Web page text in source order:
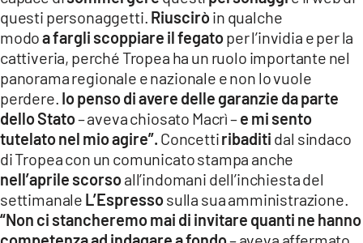
questi personaggetti. Riusciròin qualche
modoafargli scoppiare il fegatoper l’invidia e per la
cattiveria, perché Tropea ha un ruolo importante nel
panorama regionale e nazionale e non lo vuole
perdere. Io penso di avere delle garanzie da parte
dello Stato– aveva chiosato Macrì –e mi sento
tutelato nel mio agire”. Concettiribaditi dal sindaco
di Tropea con un comunicato stampa anche
nell’aprile scorsoall’indomani dell’inchiesta del
settimanale L’Espressosulla sua amministrazione.
“Non ci stancheremo mai di invitare quanti ne hanno